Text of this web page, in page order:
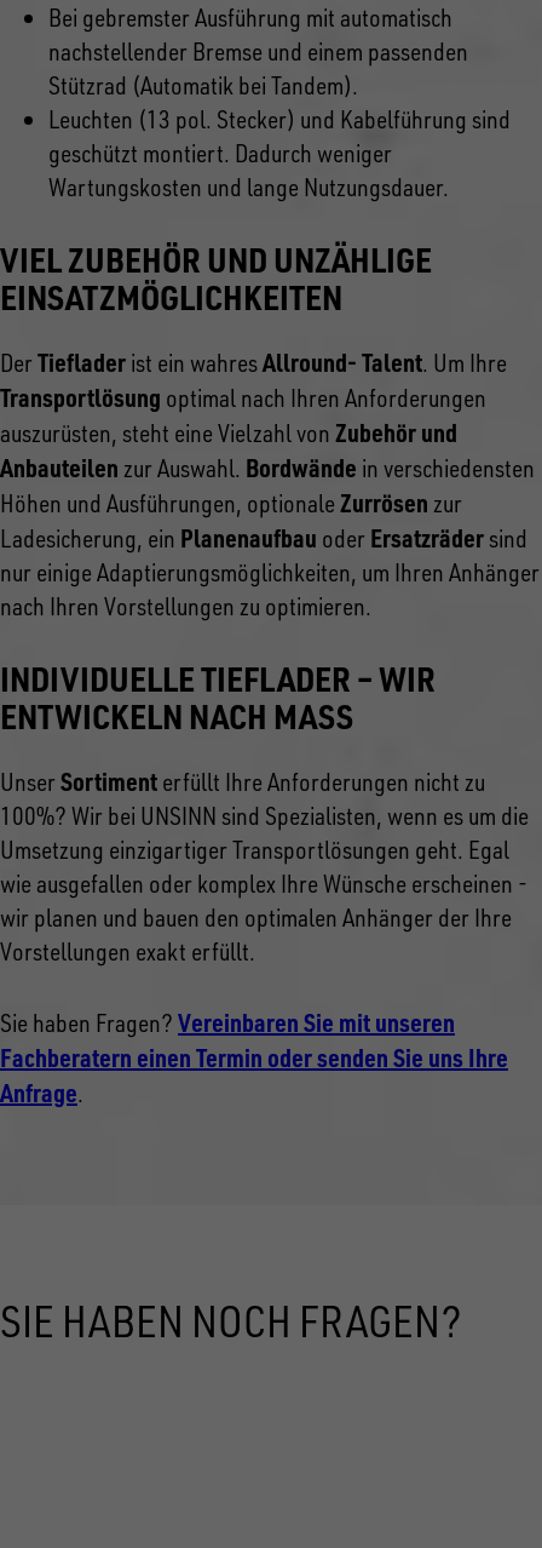
Bei gebremster Ausführung mit automatisch
nachstellender Bremse und einem passenden
Stützrad (Automatik bei Tandem).
Leuchten (13 pol. Stecker) und Kabelführung sind
geschützt montiert. Dadurch weniger
Wartungskosten und lange Nutzungsdauer.
VIEL ZUBEHÖR UND UNZÄHLIGE
EINSATZMÖGLICHKEITEN
Der Tieflader ist ein wahresAllround- Talent. Um Ihre
Transportlösung optimal nach Ihren Anforderungen
auszurüsten, steht eine Vielzahl von Zubehör und
Anbauteilen zur Auswahl. Bordwände in verschiedensten
Höhen und Ausführungen, optionale Zurrösen zur
Ladesicherung, ein Planenaufbau oder Ersatzräder sind
nur einige Adaptierungsmöglichkeiten, um Ihren Anhänger
nach Ihren Vorstellungen zu optimieren.
INDIVIDUELLE TIEFLADER – WIR
ENTWICKELN NACH MASS
Unser Sortiment erfüllt Ihre Anforderungen nicht zu
100%? Wir bei UNSINN sind Spezialisten, wenn es um die
Umsetzung einzigartiger Transportlösungen geht. Egal
wie ausgefallen oder komplex Ihre Wünsche erscheinen -
wir planen und bauen den optimalen Anhänger der Ihre
Vorstellungen exakt erfüllt.
Sie haben Fragen? Vereinbaren Sie mit unseren
Fachberatern einen Termin oder senden Sie uns Ihre
Anfrage.
SIE HABEN NOCH FRAGEN?